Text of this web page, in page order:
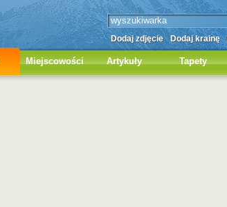
Dodaj zdjęcie Dodaj krainę
Miejscowości Artykuły Tapety